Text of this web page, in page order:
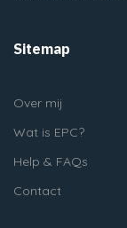
Sitemap
Over mij
Wat is EPC?
Help & FAQs
Contact